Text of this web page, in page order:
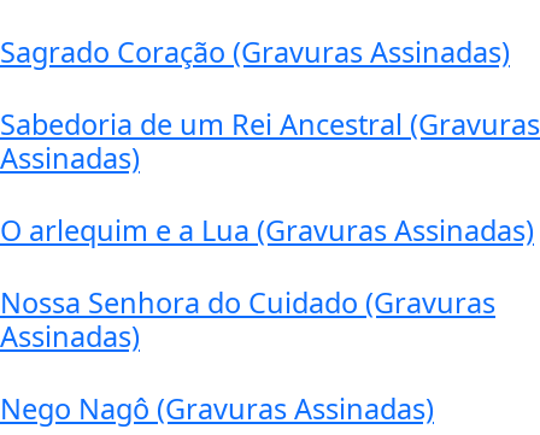
Sagrado Coração (Gravuras Assinadas)
Sabedoria de um Rei Ancestral (Gravuras
Assinadas)
O arlequim e a Lua (Gravuras Assinadas)
Nossa Senhora do Cuidado (Gravuras
Assinadas)
Nego Nagô (Gravuras Assinadas)